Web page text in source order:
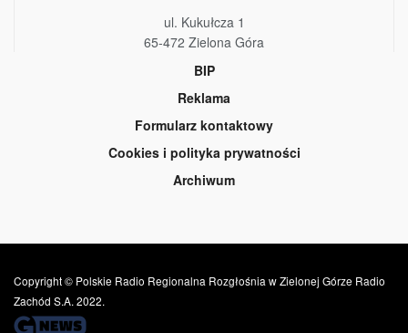
ul. Kukułcza 1
65-472 Zielona Góra
BIP
Reklama
Formularz kontaktowy
Cookies i polityka prywatności
Archiwum
Copyright © Polskie Radio Regionalna Rozgłośnia w Zielonej Górze Radio
Zachód S.A. 2022.